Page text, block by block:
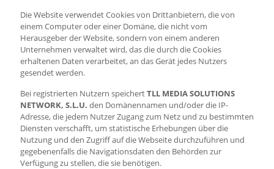
Die Website verwendet Cookies von Drittanbietern, die von
einem Computer oder einer Domäne, die nicht vom
Herausgeber der Website, sondern von einem anderen
Unternehmen verwaltet wird, das die durch die Cookies
erhaltenen Daten verarbeitet, an das Gerät jedes Nutzers
gesendet werden.
Bei registrierten Nutzern speichertTLL MEDIA SOLUTIONS
NETWORK, S.L.U. den Domänennamen und/oder die IP-
Adresse, die jedem Nutzer Zugang zum Netz und zu bestimmten
Diensten verschafft, um statistische Erhebungen über die
Nutzung und den Zugriff auf die Webseite durchzuführen und
gegebenenfalls die Navigationsdaten den Behörden zur
Verfügung zu stellen, die sie benötigen.